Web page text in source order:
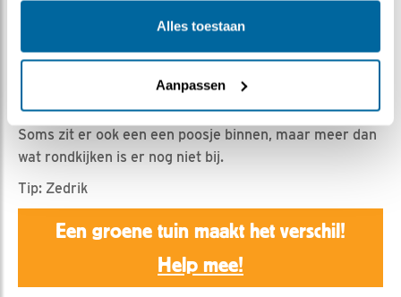
Alles toestaan
Aanpassen
Nella | Geplaatst op 25 februari 2019, 7:46 |
leuk| Bewaar dit filmpje|
1166x
Helaas gebeurt er niet veel meer dan dat er af en toe
door man en vrouw aan de kast wordt getimmerd.
Soms zit er ook een een poosje binnen, maar meer dan
wat rondkijken is er nog niet bij.
Tip: Zedrik
Een groene tuin maakt het verschil!
Help mee!